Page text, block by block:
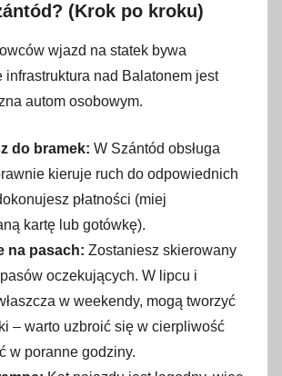
(Krok po kroku)
wjazd na statek bywa
infrastruktura nad Balatonem jest
autom osobowym.
do bramek: W Szántód obsługa
kieruje ruch do odpowiednich
płatności (miej
kartę lub gotówkę).
na pasach: Zostaniesz skierowany
oczekujących. W lipcu i
w weekendy, mogą tworzyć
– warto uzbroić się w cierpliwość
w poranne godziny.